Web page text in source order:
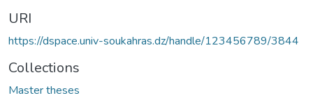
URI
https://dspace.univ-soukahras.dz/handle/123456789/3844
Collections
Master theses